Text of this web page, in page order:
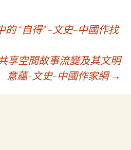
“自得” –文史–中國作找
享空間故事流變及其文明
意蘊–文史–中國作家網 →